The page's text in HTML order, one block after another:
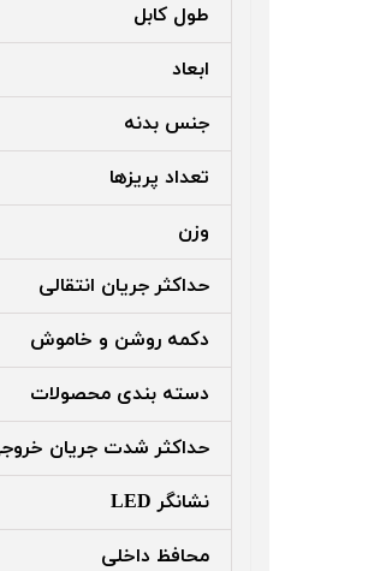
طول کابل
ابعاد
جنس بدنه
تعداد پریزها
وزن
حداکثر جریان انتقالی
دکمه روشن و خاموش
دسته بندی محصولات
حداکثر شدت جریان
نشانگر LED
محافظ داخلی